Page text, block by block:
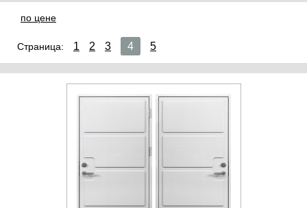
по цене
Страница: 1 2 3 4 5